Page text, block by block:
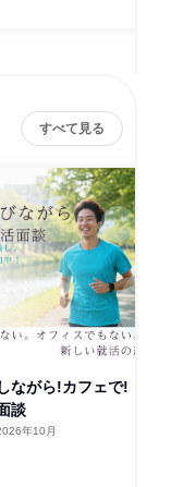
すべて見る
ながら!カフェで!
談
年10月